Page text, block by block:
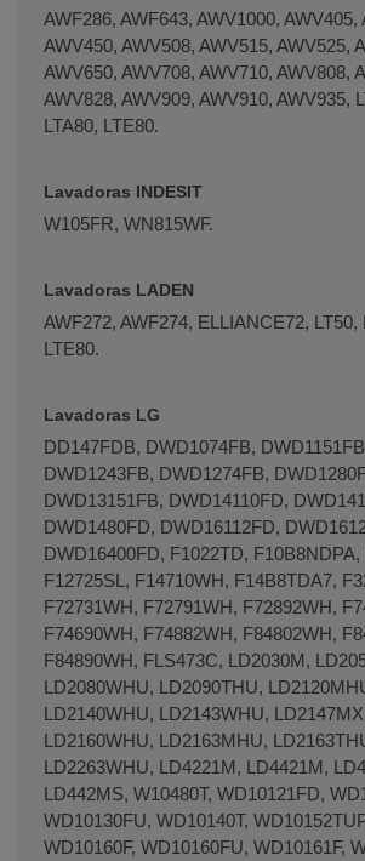
AWF286, AWF643, AWV1000, AWV405,
AWV450, AWV508, AWV515, AWV525,
AWV650, AWV708, AWV710, AWV808,
AWV828, AWV909, AWV910, AWV935,
LTA80, LTE80.
Lavadoras INDESIT
W105FR, WN815WF.
Lavadoras LADEN
AWF272, AWF274, ELLIANCE72, LT50,
LTE80.
Lavadoras LG
DD147FDB, DWD1074FB,
DWD1243FB, DWD1274FB,
DWD13151FB, DWD14110FD,
DWD1480FD, DWD16112FD,
DWD16400FD, F1022TD, F10B8NDPA,
F12725SL, F14710WH, F14B8TDA7,
F72731WH, F72791WH, F72892WH,
F74690WH, F74882WH, F84802WH,
F84890WH, FLS473C, LD2030M,
LD2080WHU, LD2090THU,
LD2140WHU, LD2143WHU,
LD2160WHU, LD2163MHU,
LD2263WHU, LD4221M, LD4421M,
LD442MS, W10480T, WD10121FD,
WD10130FU, WD10140T,
WD10160F, WD10160FU, WD10161F,